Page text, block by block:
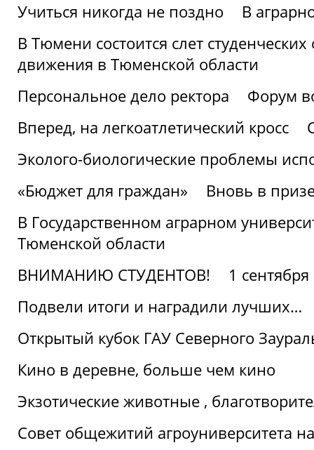
Учиться никогда не поздно
В
В Тюмени состоится слет
движения в Тюменской области
Персональное дело ректора
Форум
Вперед, на легкоатлетический кросс
Эколого-биологические проблемы
«Бюджет для граждан»
Вновь в
В Государственном аграрном
Тюменской области
ВНИМАНИЮ СТУДЕНТОВ!
1 сентября
Подвели итоги и наградили лучших…
Открытый кубок ГАУ Северного
Кино в деревне, больше чем кино
Экзотические животные ,
Совет общежитий агроуниверситета